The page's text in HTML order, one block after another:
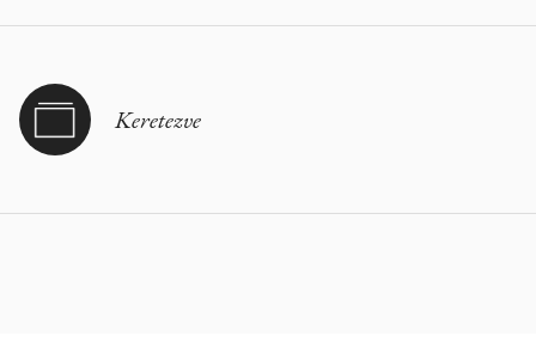
Keretezve